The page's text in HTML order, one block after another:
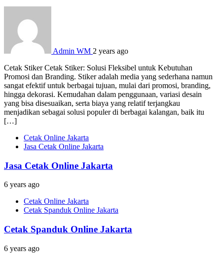
Admin WM 2 years ago
Cetak Stiker Cetak Stiker: Solusi Fleksibel untuk Kebutuhan
Promosi dan Branding. Stiker adalah media yang sederhana namun
sangat efektif untuk berbagai tujuan, mulai dari promosi, branding,
hingga dekorasi. Kemudahan dalam penggunaan, variasi desain
yang bisa disesuaikan, serta biaya yang relatif terjangkau
menjadikan sebagai solusi populer di berbagai kalangan, baik itu
[…]
Cetak Online Jakarta
Jasa Cetak Online Jakarta
Jasa Cetak Online Jakarta
6 years ago
Cetak Online Jakarta
Cetak Spanduk Online Jakarta
Cetak Spanduk Online Jakarta
6 years ago